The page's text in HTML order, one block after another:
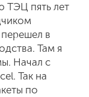
ТЭЦ пять лет
в
Там я
Начал с
Так на
по